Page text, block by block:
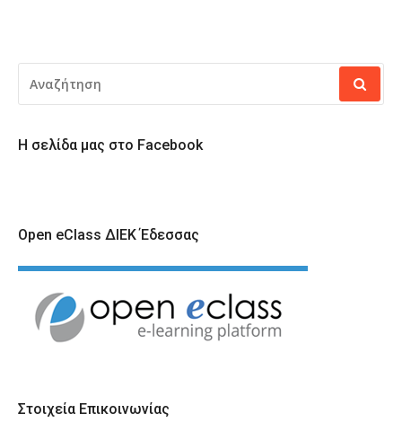
ΓΙΑ:
Η σελίδα μας στο Facebook
Open eClass ΔΙΕΚ Έδεσσας
Στοιχεία Επικοινωνίας